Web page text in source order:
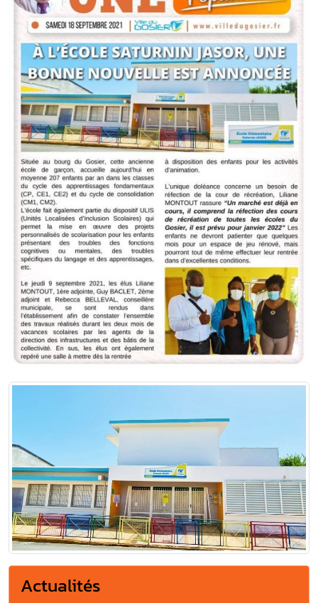
Actualités